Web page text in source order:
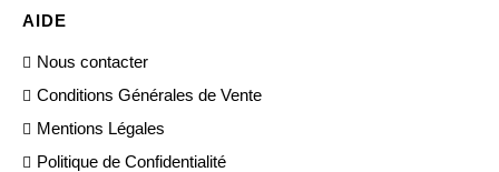
AIDE
Nous contacter
Conditions Générales de Vente
Mentions Légales
Politique de Confidentialité